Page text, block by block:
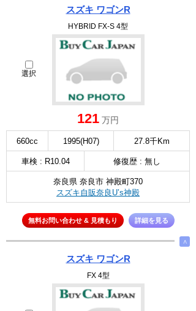
スズキ ワゴンR
HYBRID FX-S 4型
選択
121 万円
660cc 1995(H07) 27.8千Km
車検 : R10.04 修復歴 : 無し
奈良県 奈良市 神殿町370
スズキ自販奈良U’s神殿
無料お問い合わせ & 見積もり 詳細を見る
∧
スズキ ワゴンR
FX 4型